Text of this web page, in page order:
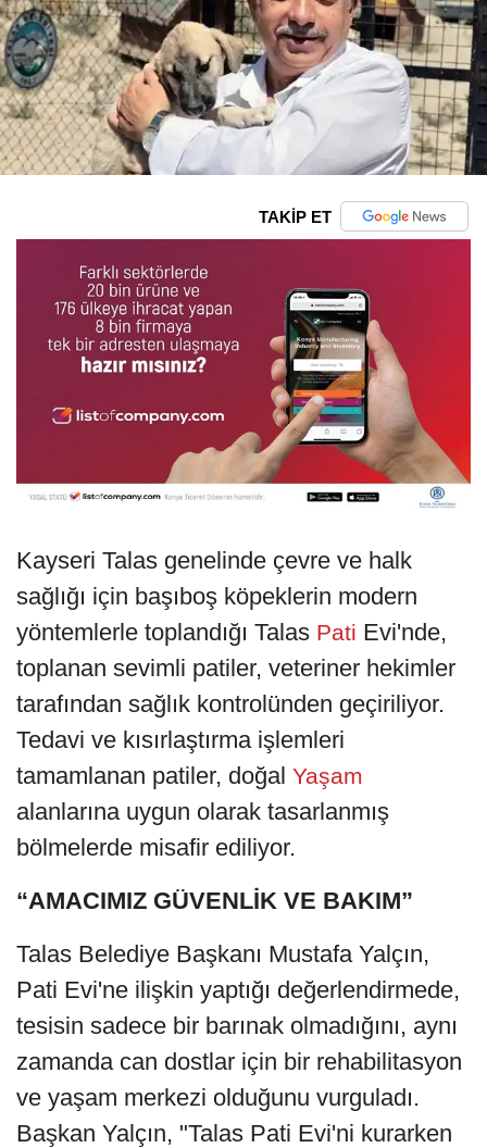
TAKİP ET
Kayseri Talas genelinde çevre ve halk
sağlığı için başıboş köpeklerin modern
yöntemlerle toplandığı Talas Pati Evi'nde,
toplanan sevimli patiler, veteriner hekimler
tarafından sağlık kontrolünden geçiriliyor.
Tedavi ve kısırlaştırma işlemleri
tamamlanan patiler, doğal Yaşam
alanlarına uygun olarak tasarlanmış
bölmelerde misafir ediliyor.
“AMACIMIZ GÜVENLİK VE BAKIM”
Talas Belediye Başkanı Mustafa Yalçın,
Pati Evi'ne ilişkin yaptığı değerlendirmede,
tesisin sadece bir barınak olmadığını, aynı
zamanda can dostlar için bir rehabilitasyon
ve yaşam merkezi olduğunu vurguladı.
Başkan Yalçın, "Talas Pati Evi'ni kurarken